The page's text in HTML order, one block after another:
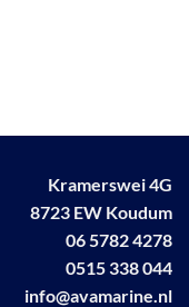
Kramerswei 4G
8723 EW Koudum
06 5782 4278
0515 338 044
info@avamarine.nl